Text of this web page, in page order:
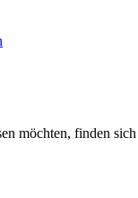
möchten, finden